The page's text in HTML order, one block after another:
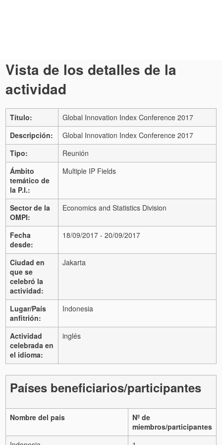
Vista de los detalles de la
actividad
Título:
Global Innovation Index Conference 2017
Descripción:
Global Innovation Index Conference 2017
Tipo:
Reunión
Ámbito
temático de
la P.I.:
Multiple IP Fields
Sector de la
OMPI:
Economics and Statistics Division
Fecha
desde:
18/09/2017 - 20/09/2017
Ciudad en
que se
celebró la
actividad:
Jakarta
Lugar/País
anfitrión:
Indonesia
Actividad
celebrada en
el idioma:
inglés
Países beneficiarios/participantes
Nombre del país
Nº de
miembros/participantes